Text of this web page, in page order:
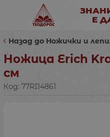
Е
Назад до Ножички и
Ножица Erich
см
Код: 77RI14861